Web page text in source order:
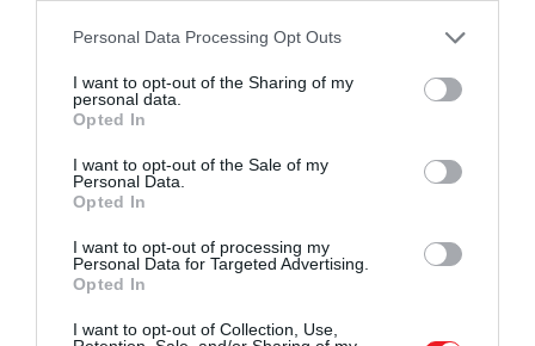
Please note that this website/app uses one or more Google
not limited to your visit or usage behaviour. You may click to
grant or deny consent to Google and its third-party tags to
use your data for below specified purposes in below Google
consent section.
Personal Data Processing Opt Outs
I want to opt-out of the Sharing of my
personal data.
Opted In
I want to opt-out of the Sale of my
Personal Data.
Opted In
I want to opt-out of processing my
Personal Data for Targeted Advertising.
Opted In
I want to opt-out of Collection, Use,
macskám?
Ha egy macska túlzottan nyávog és hangoskodik,
akkor biztosra vehetjük, hogy valamit mondani akar.
éhség lesz a felelős az állat tombolásáért, de az is
lehet, hogy a figyelemet vagy a segítséget igényel.
A folyamatos, hangos nyávogás a fájdalom vagy más
kellemetlen érzés tünete is lehet, beleértve a